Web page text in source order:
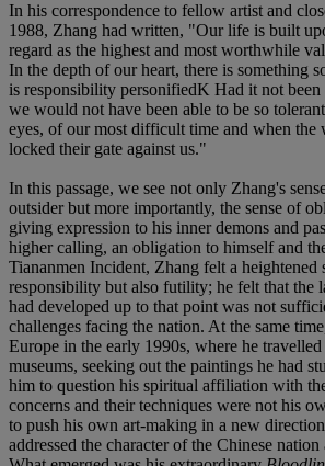
In his correspondence to fellow artist and
1988, Zhang had written, "Our life is built
regard as the highest and most worthwhile
In the depth of our heart, there is something
is responsibility personifiedK Had it not been
we would not have been able to be so
eyes, of our most difficult time and when the
locked their gate against us."
In this passage, we see not only Zhang's
outsider but more importantly, the sense of
giving expression to his inner demons and
higher calling, an obligation to himself and
Tiananmen Incident, Zhang felt a heightened
responsibility but also futility; he felt that the
had developed up to that point was not
challenges facing the nation. At the same
Europe in the early 1990s, where he
museums, seeking out the paintings he had
him to question his spiritual affiliation with
concerns and their techniques were not his
to push his own art-making in a new
addressed the character of the Chinese